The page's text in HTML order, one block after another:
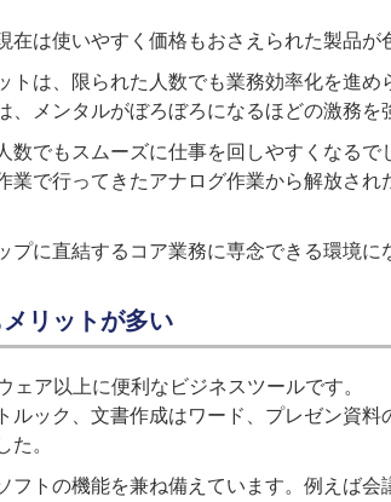
は使いやすく価格もおさえられた製品が
トは、限られた人数でも業務効率化を進め
、メンタルがぼろぼろになるほどの激務を
数でもスムーズに仕事を回しやすくなるで
業で行ってきたアナログ作業から解放され
に直結するコア業務に専念できる環境に
リットが多い
ェア以上に便利なビジネスツールです。
ルック、文書作成はワード、プレゼン資料
た。
フトの機能を兼ね備えています。例えば会